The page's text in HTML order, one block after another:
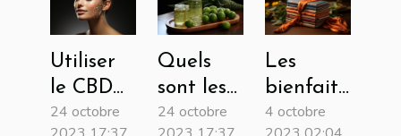
Utiliser
le CBD
pour
24 octobre
Quels
sont les
bienfaits
24 octobre
Les
bienfaits
du yoga
4 octobre